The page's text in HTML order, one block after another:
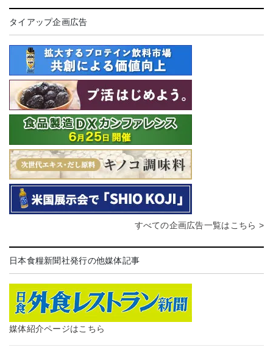
タイアップ企画広告
すべての企画広告一覧はこちら >
日本食糧新聞社発行の他媒体記事
媒体紹介ページはこちら